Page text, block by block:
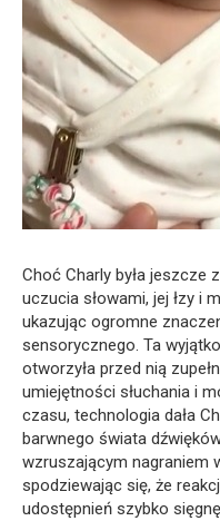
Choć Charly była jeszcze
uczucia słowami, jej łzy i
ukazując ogromne
sensorycznego. Ta
otworzyła przed nią
umiejętności słuchania i
czasu, technologia dała
barwnego świata
wzruszającym nagraniem
spodziewając się, że
udostępnień szybko